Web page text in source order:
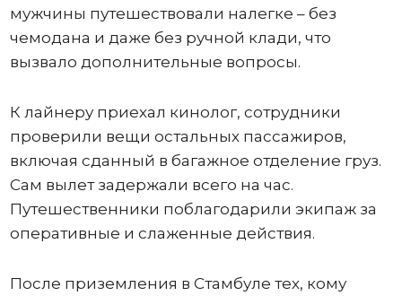
мужчины путешествовали налегке – без
чемодана и даже без ручной клади, что
вызвало дополнительные вопросы.
К лайнеру приехал кинолог, сотрудники
проверили вещи остальных пассажиров,
включая сданный в багажное отделение груз.
Сам вылет задержали всего на час.
Путешественники поблагодарили экипаж за
оперативные и слаженные действия.
После приземления в Стамбуле тех, кому